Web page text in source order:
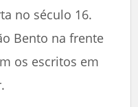
no século 16.
Bento na frente
os escritos em